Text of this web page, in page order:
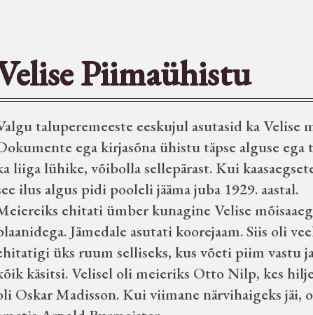
Piimaühistu
taluperemeeste eeskujul asutasid ka Velise
ega kirjasõna ühistu täpse alguse
liiga lühike, võibolla sellepärast. Kui
ilus algus pidi pooleli jääma juba 1929. aastal.
ehitati ümber kunagine Velise
Jämedale asutati koorejaam. Siis oli
üks ruum selliseks, kus võeti piim
käsitsi. Velisel oli meieriks Otto Nilp, kes
Oskar Madisson. Kui viimane närvihaigeks